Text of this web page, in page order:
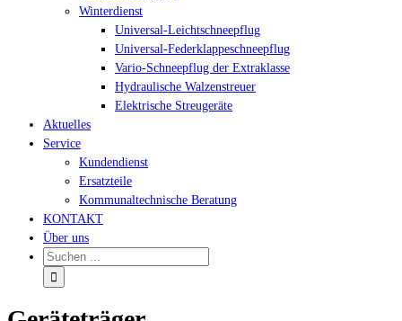
Winterdienst
Universal-Leichtschneepflug
Universal-Federklappeschneepflug
Vario-Schneepflug der Extraklasse
Hydraulische Walzenstreuer
Elektrische Streugeräte
Aktuelles
Service
Kundendienst
Ersatzteile
Kommunaltechnische Beratung
KONTAKT
Über uns